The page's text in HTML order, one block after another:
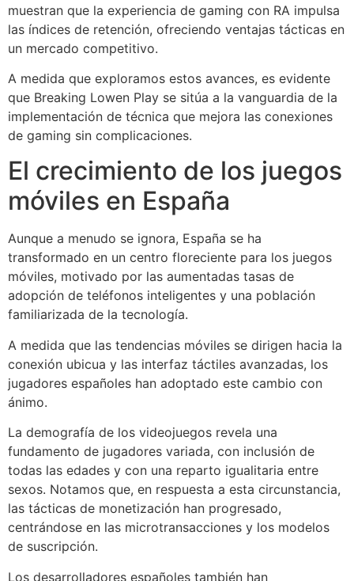
muestran que la experiencia de gaming con RA impulsa
las índices de retención, ofreciendo ventajas tácticas en
un mercado competitivo.
A medida que exploramos estos avances, es evidente
que Breaking Lowen Play se sitúa a la vanguardia de la
implementación de técnica que mejora las conexiones
de gaming sin complicaciones.
El crecimiento de los juegos
móviles en España
Aunque a menudo se ignora, España se ha
transformado en un centro floreciente para los juegos
móviles, motivado por las aumentadas tasas de
adopción de teléfonos inteligentes y una población
familiarizada de la tecnología.
A medida que las tendencias móviles se dirigen hacia la
conexión ubicua y las interfaz táctiles avanzadas, los
jugadores españoles han adoptado este cambio con
ánimo.
La demografía de los videojuegos revela una
fundamento de jugadores variada, con inclusión de
todas las edades y con una reparto igualitaria entre
sexos. Notamos que, en respuesta a esta circunstancia,
las tácticas de monetización han progresado,
centrándose en las microtransacciones y los modelos
de suscripción.
Los desarrolladores españoles también han